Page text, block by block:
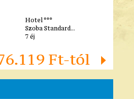
Hotel ***
Szoba Standard...
7 éj
Ft-tól